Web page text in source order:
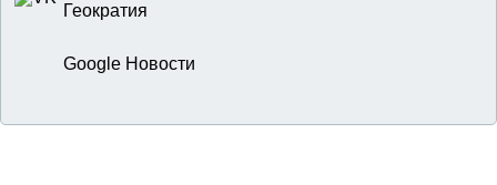
Геократия
Google Новости